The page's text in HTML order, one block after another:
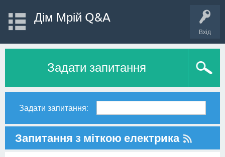
Вхід
Дім Мрій Q&A
Задати запитання
Задати запитання:
Запитання з міткою електрика